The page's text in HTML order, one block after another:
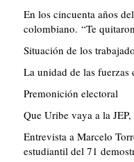
En los cincuenta años
colombiano. “Te
Situación de los
La unidad de las fuerzas
Premonición electoral
Que Uribe vaya a la
Entrevista a Marcelo
estudiantil del 71